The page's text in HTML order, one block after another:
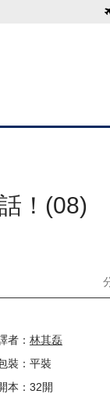
！(08)
者： 林其磊
裝：平裝
本：32開